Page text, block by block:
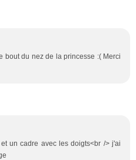
bout du nez de la princesse :( Merci
un cadre avec les doigts<br /> j'ai